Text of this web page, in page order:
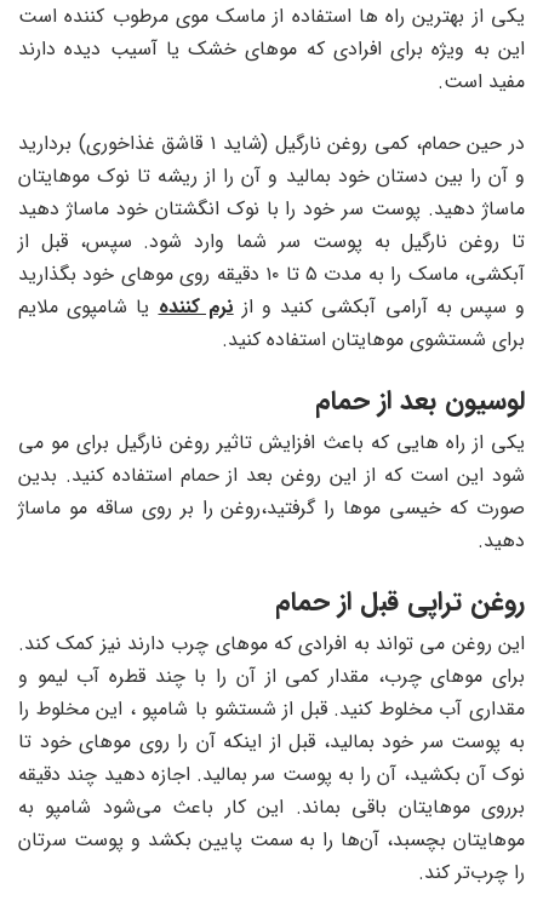
یکی از بهترین راه ها استفاده از ماسک موی مرطوب کننده است
این به ویژه برای افرادی که موهای خشک یا آسیب دیده دارند
مفید است.
در حین حمام، کمی روغن نارگیل (شاید ۱ قاشق غذاخوری) بردارید
و آن را بین دستان خود بمالید و آن را از ریشه تا نوک موهایتان
ماساژ دهید. پوست سر خود را با نوک انگشتان خود ماساژ دهید
تا روغن نارگیل به پوست سر شما وارد شود. سپس، قبل از
آبکشی، ماسک را به مدت ۵ تا ۱۰ دقیقه روی موهای خود بگذارید
و سپس به آرامی آبکشی کنید و ازنرم کنندهیا شامپوی ملایم
برای شستشوی موهایتان استفاده کنید.
لوسیون بعد از حمام
یکی از راه هایی که باعث افزایش تاثیر روغن نارگیل برای مو می
شود این است که از این روغن بعد از حمام استفاده کنید. بدین
صورت که خیسی موها را گرفتید،روغن را بر روی ساقه مو ماساژ
دهید.
روغن تراپی قبل از حمام
این روغن می تواند به افرادی که موهای چرب دارند نیز کمک کند.
برای موهای چرب، مقدار کمی از آن را با چند قطره آب لیمو و
مقداری آب مخلوط کنید. قبل از شستشو با شامپو ، این مخلوط را
به پوست سر خود بمالید، قبل از اینکه آن را روی موهای خود تا
نوک آن بکشید، آن را به پوست سر بمالید. اجازه دهید چند دقیقه
برروی موهایتان باقی بماند. این کار باعث می‌شود شامپو به
موهایتان بچسبد، آن‌ها را به سمت پایین بکشد و پوست سرتان
را چرب‌تر کند.